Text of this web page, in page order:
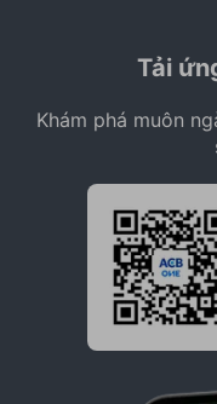
Tải
Khám phá muôn